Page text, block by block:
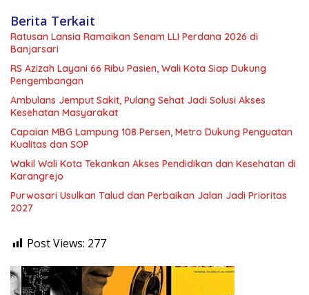
Berita Terkait
Ratusan Lansia Ramaikan Senam LLI Perdana 2026 di
Banjarsari
RS Azizah Layani 66 Ribu Pasien, Wali Kota Siap Dukung
Pengembangan
Ambulans Jemput Sakit, Pulang Sehat Jadi Solusi Akses
Kesehatan Masyarakat
Capaian MBG Lampung 108 Persen, Metro Dukung Penguatan
Kualitas dan SOP
Wakil Wali Kota Tekankan Akses Pendidikan dan Kesehatan di
Karangrejo
Purwosari Usulkan Talud dan Perbaikan Jalan Jadi Prioritas
2027
Post Views: 277